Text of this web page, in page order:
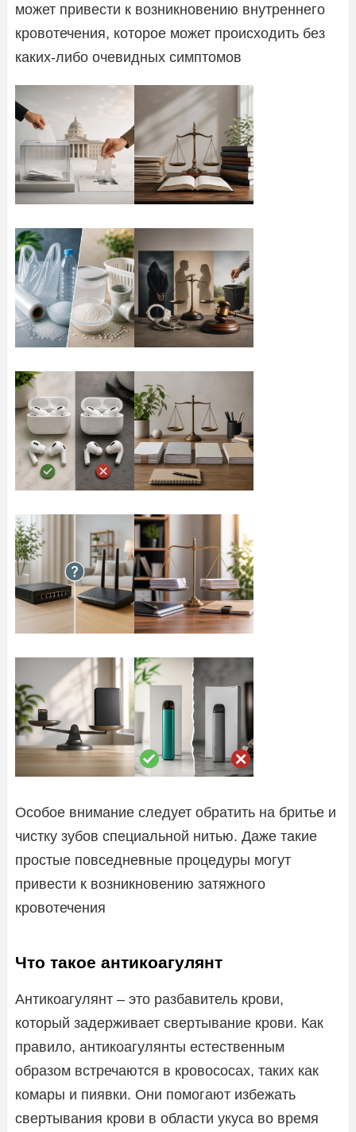
может привести к возникновению внутреннего
кровотечения, которое может происходить без
каких-либо очевидных симптомов
Особое внимание следует обратить на бритье и
чистку зубов специальной нитью. Даже такие
простые повседневные процедуры могут
привести к возникновению затяжного
кровотечения
Что такое антикоагулянт
Антикоагулянт – это разбавитель крови,
который задерживает свертывание крови. Как
правило, антикоагулянты естественным
образом встречаются в кровососах, таких как
комары и пиявки. Они помогают избежать
свертывания крови в области укуса во время